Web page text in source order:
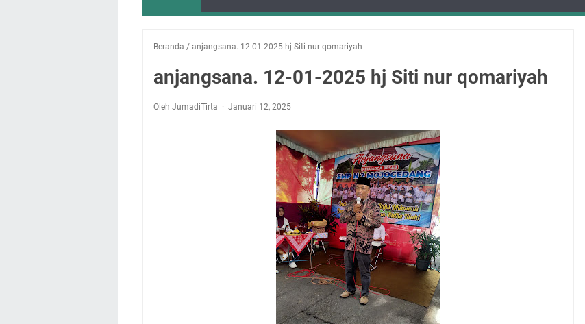
Beranda / anjangsana. 12-01-2025 hj Siti nur qomariyah
anjangsana. 12-01-2025 hj Siti nur qomariyah
Oleh JumadiTirta Januari 12, 2025